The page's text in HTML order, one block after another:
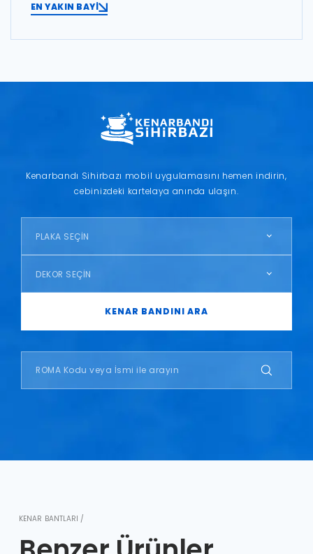
EN YAKIN BAYİ
Kenarbandı Sihirbazı mobil uygulamasını hemen indirin,
cebinizdeki kartelaya anında ulaşın.
PLAKA SEÇİN
DEKOR SEÇİN
KENAR BANDINI ARA
KENAR BANTLARI /